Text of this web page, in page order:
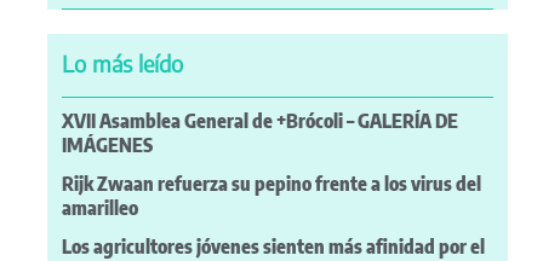
Lo más leído
XVII Asamblea General de +Brócoli – GALERÍA DE
IMÁGENES
Rijk Zwaan refuerza su pepino frente a los virus del
amarilleo
Los agricultores jóvenes sienten más afinidad por el